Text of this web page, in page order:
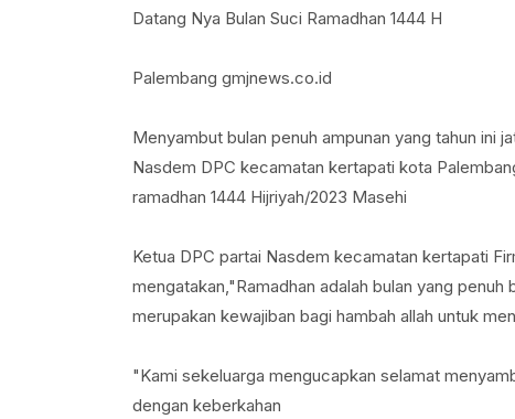
Datang Nya Bulan Suci Ramadhan 1444 H
Palembang gmjnews.co.id
Menyambut bulan penuh ampunan yang tahun ini
Nasdem DPC kecamatan kertapati kota
ramadhan 1444 Hijriyah/2023 Masehi
Ketua DPC partai Nasdem kecamatan kertapati
mengatakan,"Ramadhan adalah bulan yang
merupakan kewajiban bagi hambah allah untuk
"Kami sekeluarga mengucapkan selamat
dengan keberkahan